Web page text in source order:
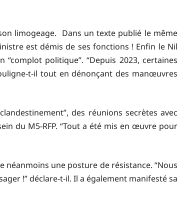
limogeage. Dans un texte publié le même
est démis de ses fonctions ! Enfin le Nil
“complot politique”. “Depuis 2023, certaines
t-il tout en dénonçant des manœuvres
des réunions secrètes avec
du M5-RFP. “Tout a été mis en œuvre pour
néanmoins une posture de résistance. “Nous
!” déclare-t-il. Il a également manifesté sa